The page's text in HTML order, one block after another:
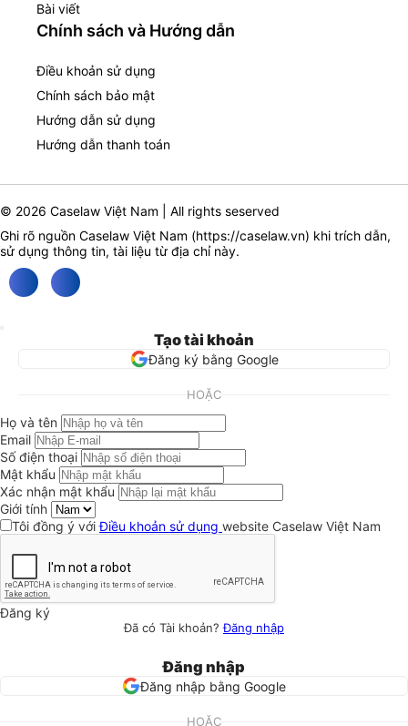
Bài viết
Chính sách và Hướng dẫn
Điều khoản sử dụng
Chính sách bảo mật
Hướng dẫn sử dụng
Hướng dẫn thanh toán
© 2026 Caselaw Việt Nam | All rights seserved
Ghi rõ nguồn Caselaw Việt Nam (https://caselaw.vn) khi trích dẫn,
sử dụng thông tin, tài liệu từ địa chỉ này.
Tạo tài khoản
Đăng ký bằng Google
HOẶC
Họ và tên
Email
Số điện thoại
Mật khẩu
Xác nhận mật khẩu
Giới tính
Tôi đồng ý vớiĐiều khoản sử dụng website Caselaw Việt Nam
Đăng ký
Đã có Tài khoản?Đăng nhập
Đăng nhập
Đăng nhập bằng Google
HOẶC